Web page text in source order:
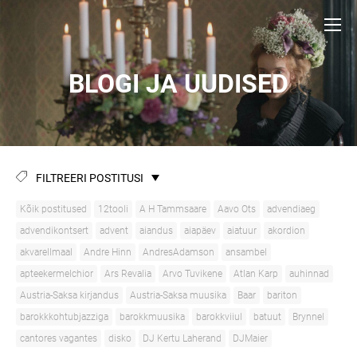
BLOGI JA UUDISED
FILTREERI POSTITUSI
Kõik postitused 12tooli A H Tammsaare Aavo Ots
advendiaeg
advendikontsert
advent aiandus aiapäev aiatuur
akordion
akvarellmaal
Andre Hinn AndresAdamson
ansambel
apteekermelchior
Ars Revalia Arvo Tuvikene Atlan Karp
auhinnad
Austria-Saksa kirjandus
Austria-Saksa muusika Baar
bariton
barokkkohtubjazziga
barokkmuusika barokkviiul batuut
Brynnel
cantores vagantes
disko DJ Kertu Laherand
DJMaier